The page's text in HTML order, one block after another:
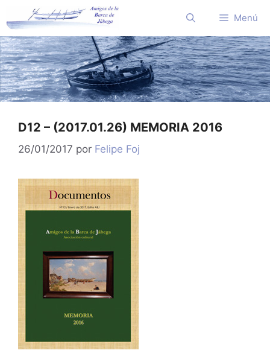
al
contenido
Menú
D12 – (2017.01.26) MEMORIA 2016
26/01/2017 por Felipe Foj